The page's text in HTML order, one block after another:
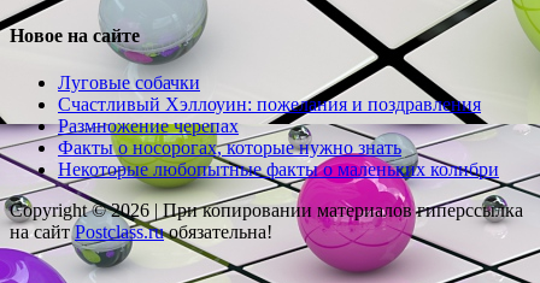
Новое на сайте
Луговые собачки
Счастливый Хэллоуин: пожелания и поздравления
Размножение черепах
Факты о носорогах, которые нужно знать
Некоторые любопытные факты о маленьких колибри
Copyright © 2026 |При копировании материалов гиперссылка
на сайтPostclass.ruобязательна!